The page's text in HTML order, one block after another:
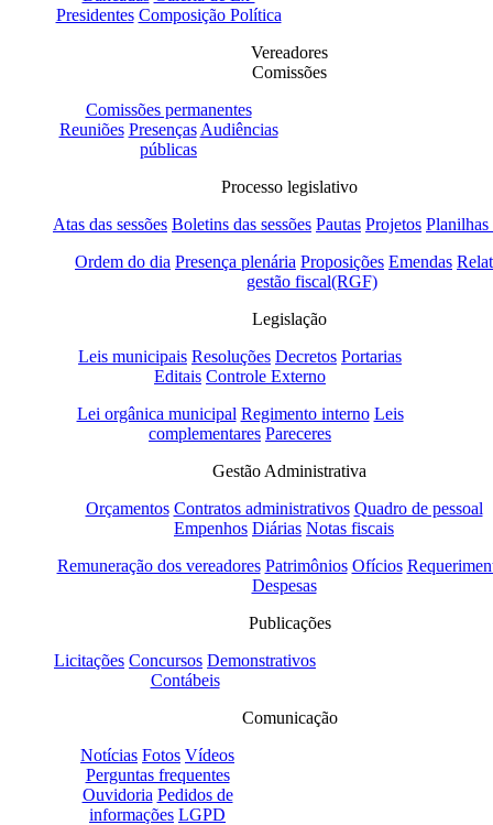
Presidentes Composição Política
Vereadores
Comissões
Comissões permanentes
Reuniões Presenças Audiências
públicas
Processo legislativo
Atas das sessões Boletins das sessões Pautas Projetos Planilhas
Ordem do dia Presença plenária Proposições Emendas
gestão fiscal(RGF)
Legislação
Leis municipais Resoluções Decretos Portarias
Editais Controle Externo
Lei orgânica municipal Regimento interno Leis
complementares Pareceres
Gestão Administrativa
Orçamentos Contratos administrativos Quadro de pessoal
Empenhos Diárias Notas fiscais
Remuneração dos vereadores Patrimônios Ofícios
Despesas
Publicações
Licitações Concursos Demonstrativos
Contábeis
Comunicação
Notícias Fotos Vídeos
Perguntas frequentes
Ouvidoria Pedidos de
informações LGPD